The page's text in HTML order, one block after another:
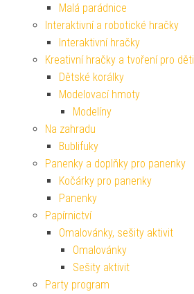
Malá parádnice
Interaktivní a robotické hračky
Interaktivní hračky
Kreativní hračky a tvoření pro děti
Dětské korálky
Modelovací hmoty
Modelíny
Na zahradu
Bublifuky
Panenky a doplňky pro panenky
Kočárky pro panenky
Panenky
Papírnictví
Omalovánky, sešity aktivit
Omalovánky
Sešity aktivit
Party program